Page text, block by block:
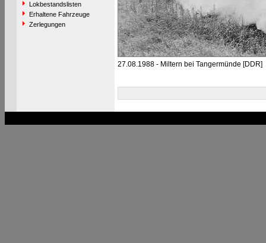
Lokbestandslisten
Erhaltene Fahrzeuge
Zerlegungen
27.08.1988 - Miltern bei Tangermünde [DDR]